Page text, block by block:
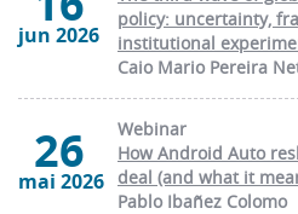
jun 2026
policy: uncertainty,
institutional
Caio Mario Pereira
26
mai 2026
Webinar
How Android Auto
deal (and what it
Pablo Ibañez Colomo